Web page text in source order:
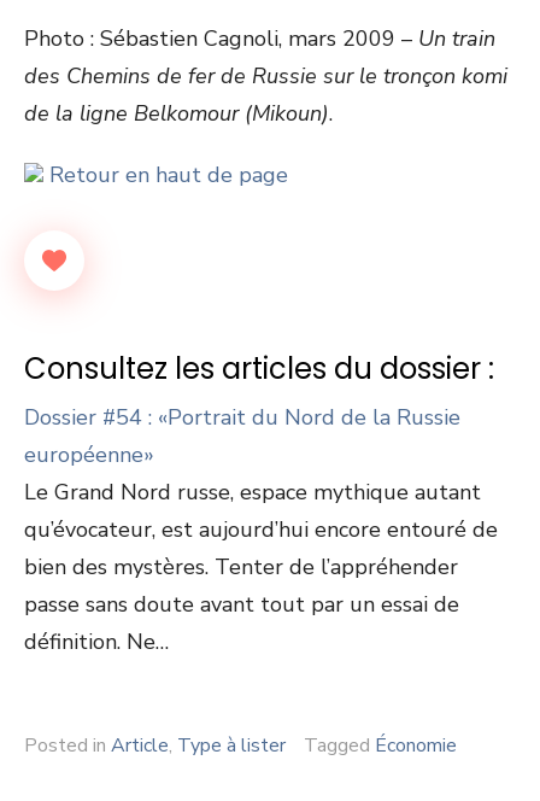
Photo : Sébastien Cagnoli, mars 2009 – Un train
des Chemins de fer de Russie sur le tronçon komi
de la ligne Belkomour (Mikoun).
Retour en haut de page
Consultez les articles du dossier :
Dossier #54 : «Portrait du Nord de la Russie
européenne»
Le Grand Nord russe, espace mythique autant
qu’évocateur, est aujourd’hui encore entouré de
bien des mystères. Tenter de l’appréhender
passe sans doute avant tout par un essai de
définition. Ne…
Posted in Article, Type à lister Tagged Économie